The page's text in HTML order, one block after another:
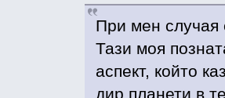
При мен случая
Тази моя
аспект, който
дир планети в